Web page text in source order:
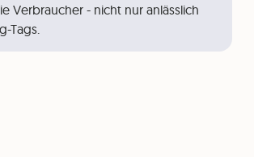
Verbraucher - nicht nur anlässlich
Tags.